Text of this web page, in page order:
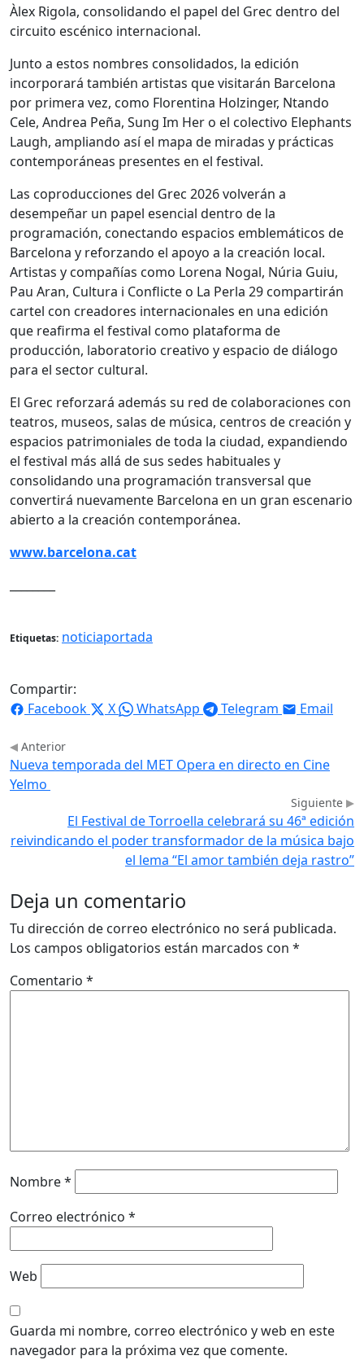
Àlex Rigola, consolidando el papel del Grec dentro del
circuito escénico internacional.
Junto a estos nombres consolidados, la edición
incorporará también artistas que visitarán Barcelona
por primera vez, como Florentina Holzinger, Ntando
Cele, Andrea Peña, Sung Im Her o el colectivo Elephants
Laugh, ampliando así el mapa de miradas y prácticas
contemporáneas presentes en el festival.
Las coproducciones del Grec 2026 volverán a
desempeñar un papel esencial dentro de la
programación, conectando espacios emblemáticos de
Barcelona y reforzando el apoyo a la creación local.
Artistas y compañías como Lorena Nogal, Núria Guiu,
Pau Aran, Cultura i Conflicte o La Perla 29 compartirán
cartel con creadores internacionales en una edición
que reafirma el festival como plataforma de
producción, laboratorio creativo y espacio de diálogo
para el sector cultural.
El Grec reforzará además su red de colaboraciones con
teatros, museos, salas de música, centros de creación y
espacios patrimoniales de toda la ciudad, expandiendo
el festival más allá de sus sedes habituales y
consolidando una programación transversal que
convertirá nuevamente Barcelona en un gran escenario
abierto a la creación contemporánea.
www.barcelona.cat
Etiquetas: noticiaportada
Compartir:
Facebook
X WhatsApp Telegram Email
Anterior
Nueva temporada del MET Opera en directo en Cine
Yelmo
Siguiente
El Festival de Torroella celebrará su 46ª edición
reivindicando el poder transformador de la música bajo
el lema “El amor también deja rastro”
Deja un comentario
Tu dirección de correo electrónico no será publicada.
Los campos obligatorios están marcados con *
Comentario *
Nombre*
Correo electrónico *
Web
Guarda mi nombre, correo electrónico y web en este
navegador para la próxima vez que comente.